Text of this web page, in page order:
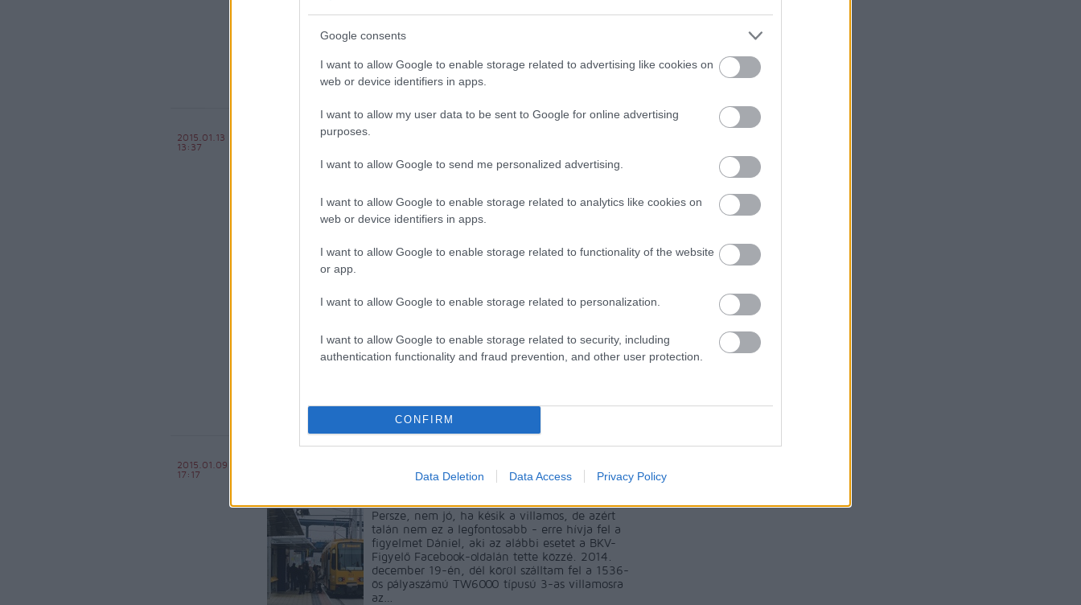
Google consents
I want to allow Google to enable storage related to advertising like cookies on
web or device identifiers in apps.
I want to allow my user data to be sent to Google for online advertising
purposes.
I want to allow Google to send me personalized advertising.
I want to allow Google to enable storage related to analytics like cookies on
web or device identifiers in apps.
I want to allow Google to enable storage related to functionality of the website
or app.
I want to allow Google to enable storage related to personalization.
I want to allow Google to enable storage related to security, including
authentication functionality and fraud prevention, and other user protection.
CONFIRM
Data Deletion Data Access Privacy Policy
komment komment
Tetszik 0
Rossz kijelzők, nehéz átszállások
Hűvösvölgyben
2015.01.13
13:37
Működésképtelen berendezésekre, lekésett
buszokra, átszállási nehézségekre panaszkodik
elmúlt 1-2 hónapban nagyon sok, még most is
kommentkomment Címkék:átszállás műszaki hiba Hűvösvölgy
2015.01.09
17:17
Persze, nem jó, ha késik a villamos, de azért
talán nem ez a legfontosabb - erre hívja fel a
figyelmet Dániel, aki az alábbi esetet a BKV-
Figyelő Facebook-oldalán tette közzé. 2014.
december 19-én, dél körül szálltam fel a 1536-
ös pályaszámú TW6000 típusú 3-as villamosra
az…